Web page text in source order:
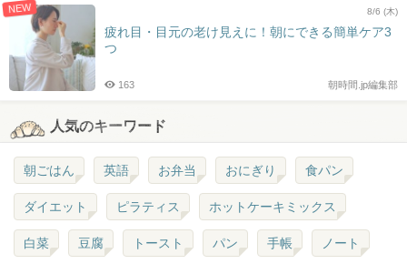
NEW 8/6 (木)
疲れ目・目元の老け見えに！朝にできる簡単ケア3
つ
朝時間.jp編集部
163
人気のキーワード
朝ごはん 英語 お弁当 おにぎり 食パン
ダイエット ピラティス ホットケーキミックス
白菜 豆腐 トースト パン 手帳 ノート